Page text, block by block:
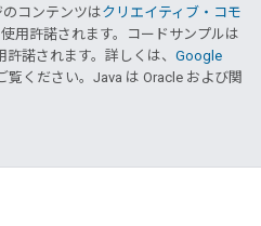
コンテンツはクリエイティブ・コモ
用許諾されます。コードサンプルは
許諾されます。詳しくは、 Google
覧ください。Java は Oracle および関